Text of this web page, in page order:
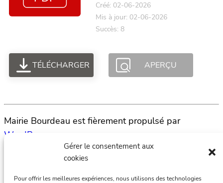
Gérer le consentement aux
cookies
Pour offrir les meilleures expériences, nous utilisons des technologies
Créé: 02-06-2026
Mis à jour: 02-06-2026
Succès: 8
TÉLÉCHARGER APERÇU
Mairie Bourdeau est fièrement propulsé par
WordPress